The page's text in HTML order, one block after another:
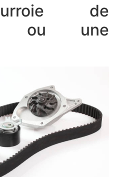
de
ou une